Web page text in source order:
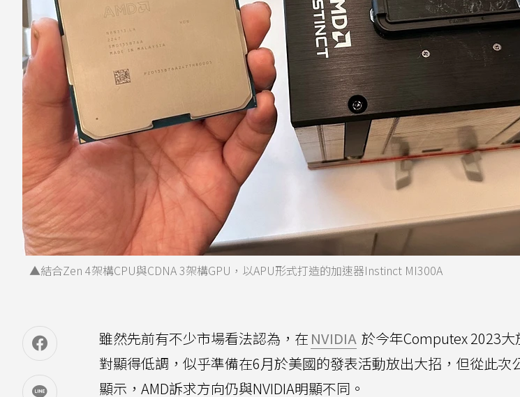
▲結合Zen 4架構CPU與CDNA 3架構GPU，以APU形式打造的加速器Instinct MI300A
雖然先前有不少市場看法認為，在 NVIDIA 於今年Computex 2023大
對顯得低調，似乎準備在6月於美國的發表活動放出大招，但從此次
顯示，AMD訴求方向仍與NVIDIA明顯不同。